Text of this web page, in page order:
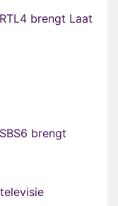
RTL4 brengt Laat
SBS6 brengt